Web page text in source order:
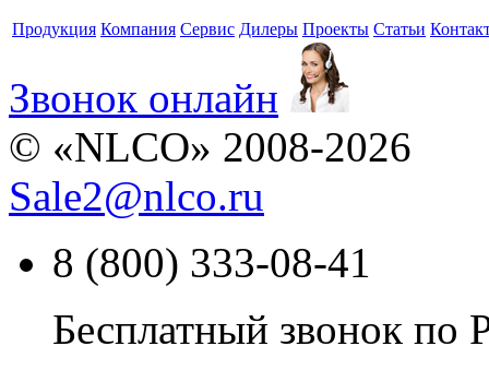
Продукция Компания Сервис Дилеры Проекты Статьи
Звонок онлайн
© «NLCO» 2008-2026
Sale2@nlco.ru
8 (800) 333-08-41
Бесплатный звонок по